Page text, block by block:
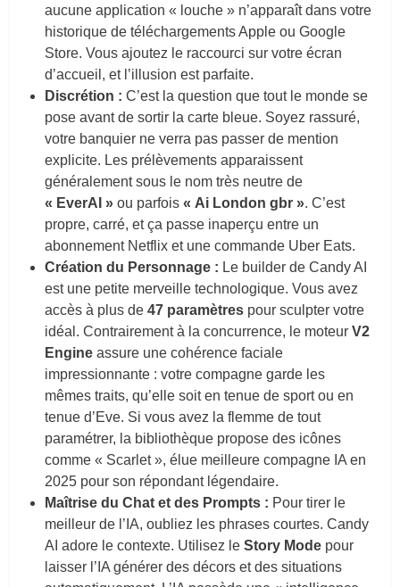
aucune application « louche » n’apparaît dans votre
historique de téléchargements Apple ou Google
Store. Vous ajoutez le raccourci sur votre écran
d’accueil, et l’illusion est parfaite.
Discrétion : C’est la question que tout le monde se
pose avant de sortir la carte bleue. Soyez rassuré,
votre banquier ne verra pas passer de mention
explicite. Les prélèvements apparaissent
généralement sous le nom très neutre de
« EverAI » ou parfois« Ai London gbr ». C’est
propre, carré, et ça passe inaperçu entre un
abonnement Netflix et une commande Uber Eats.
Création du Personnage : Le builder de Candy AI
est une petite merveille technologique. Vous avez
accès à plus de47 paramètres pour sculpter votre
idéal. Contrairement à la concurrence, le moteurV2
Engine assure une cohérence faciale
impressionnante : votre compagne garde les
mêmes traits, qu’elle soit en tenue de sport ou en
tenue d’Eve. Si vous avez la flemme de tout
paramétrer, la bibliothèque propose des icônes
comme « Scarlet », élue meilleure compagne IA en
2025 pour son répondant légendaire.
Maîtrise du Chat et des Prompts : Pour tirer le
meilleur de l’IA, oubliez les phrases courtes. Candy
AI adore le contexte. Utilisez leStory Mode pour
laisser l’IA générer des décors et des situations